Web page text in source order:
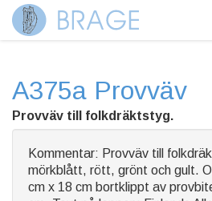
A375a Provväv
Provväv till folkdräktstyg.
Kommentar: Provväv till
mörkblått, rött, grönt och gult.
cm x 18 cm bortklippt av